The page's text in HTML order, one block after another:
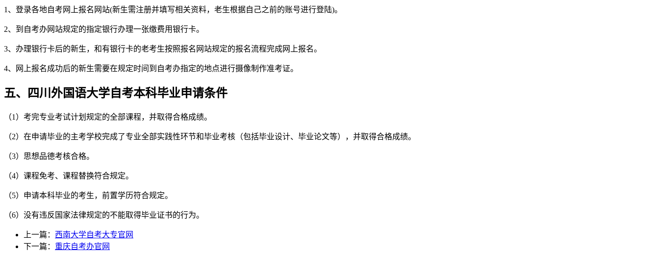
1、登录各地自考网上报名网站(新生需注册并填写相关资料，老生根据自己之前的账号进行登陆)。
2、到自考办网站规定的指定银行办理一张缴费用银行卡。
3、办理银行卡后的新生，和有银行卡的老考生按照报名网站规定的报名流程完成网上报名。
4、网上报名成功后的新生需要在规定时间到自考办指定的地点进行摄像制作准考证。
五、四川外国语大学自考本科毕业申请条件
（1）考完专业考试计划规定的全部课程，并取得合格成绩。
（2）在申请毕业的主考学校完成了专业全部实践性环节和毕业考核（包括毕业设计、毕业论文等），并取得合格成绩。
（3）思想品德考核合格。
（4）课程免考、课程替换符合规定。
（5）申请本科毕业的考生，前置学历符合规定。
（6）没有违反国家法律规定的不能取得毕业证书的行为。
上一篇： 西南大学自考大专官网
下一篇： 重庆自考办官网